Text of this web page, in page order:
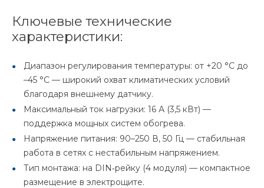
Ключевые технические
характеристики:
Диапазон регулирования температуры: от +20 °C до
–45 °C — широкий охват климатических условий
благодаря внешнему датчику.
Максимальный ток нагрузки: 16 А (3,5 кВт) —
поддержка мощных систем обогрева.
Напряжение питания: 90–250 В, 50 Гц — стабильная
работа в сетях с нестабильным напряжением.
Тип монтажа: на DIN‑рейку (4 модуля) — компактное
размещение в электрощите.